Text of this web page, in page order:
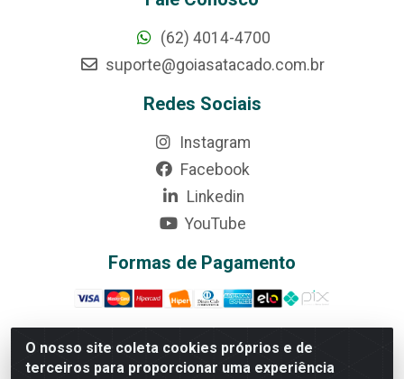
O nosso site coleta cookies próprios e de
terceiros para proporcionar uma experiência
(62) 4014-4700
suporte@goiasatacado.com.br
Redes Sociais
Instagram
Facebook
Linkedin
YouTube
Formas de Pagamento
Rede Brasil - Avenida Universitária, nº 3860, Jardim das